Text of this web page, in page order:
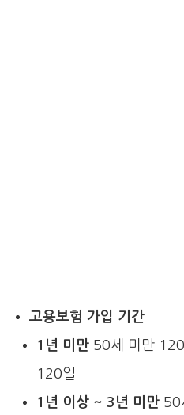
고용보험 가입 기간
1년 미만50세 미만 120
120일
1년 이상 ~ 3년 미만50